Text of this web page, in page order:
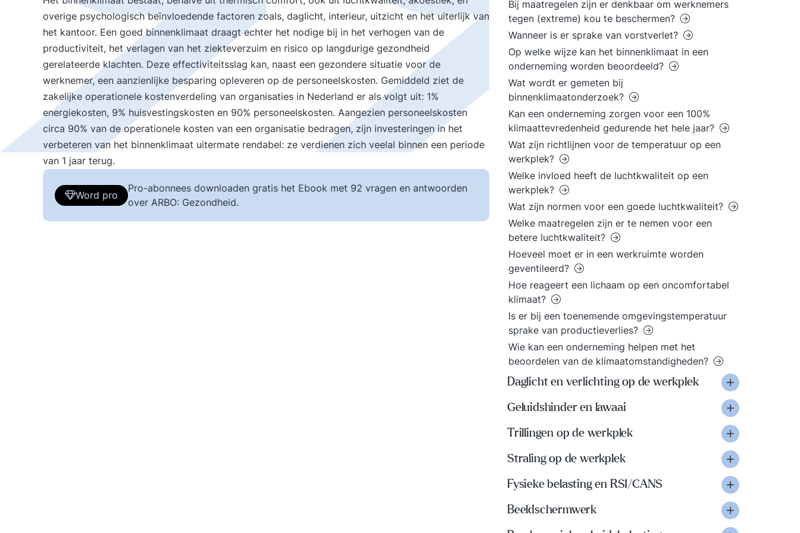
overige psychologisch beïnvloedende factoren zoals, daglicht, interieur, uitzicht en het uiterlijk van
het kantoor. Een goed binnenklimaat draagt echter het nodige bij in het verhogen van de
productiviteit, het verlagen van het ziekteverzuim en risico op langdurige gezondheid
gerelateerde klachten. Deze effectiviteitsslag kan, naast een gezondere situatie voor de
werknemer, een aanzienlijke besparing opleveren op de personeelskosten. Gemiddeld ziet de
zakelijke operationele kostenverdeling van organisaties in Nederland er als volgt uit: 1%
energiekosten, 9% huisvestingskosten en 90% personeelskosten. Aangezien personeelskosten
circa 90% van de operationele kosten van een organisatie bedragen, zijn investeringen in het
verbeteren van het binnenklimaat uitermate rendabel: ze verdienen zich veelal binnen een periode
van 1 jaar terug.
Word pro
Pro-abonnees downloaden gratis het Ebook met 92 vragen en antwoorden
over ARBO: Gezondheid.
Bij maatregelen zijn er denkbaar om werknemers
tegen (extreme) kou te beschermen?
Wanneer is er sprake van vorstverlet?
Op welke wijze kan het binnenklimaat in een
onderneming worden beoordeeld?
Wat wordt er gemeten bij
binnenklimaatonderzoek?
Kan een onderneming zorgen voor een 100%
klimaattevredenheid gedurende het hele jaar?
Wat zijn richtlijnen voor de temperatuur op een
werkplek?
Welke invloed heeft de luchtkwaliteit op een
werkplek?
Wat zijn normen voor een goede luchtkwaliteit?
Welke maatregelen zijn er te nemen voor een
betere luchtkwaliteit?
Hoeveel moet er in een werkruimte worden
geventileerd?
Hoe reageert een lichaam op een oncomfortabel
klimaat?
Is er bij een toenemende omgevingstemperatuur
sprake van productieverlies?
Wie kan een onderneming helpen met het
beoordelen van de klimaatomstandigheden?
Daglicht en verlichting op de werkplek
Geluidshinder en lawaai
Trillingen op de werkplek
Straling op de werkplek
Fysieke belasting en RSI/CANS
Beeldschermwerk